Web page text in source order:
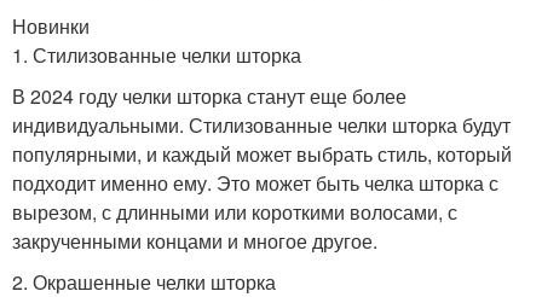
Новинки
1. Стилизованные челки шторка
В 2024 году челки шторка станут еще более
индивидуальными. Стилизованные челки шторка будут
популярными, и каждый может выбрать стиль, который
подходит именно ему. Это может быть челка шторка с
вырезом, с длинными или короткими волосами, с
закрученными концами и многое другое.
2. Окрашенные челки шторка